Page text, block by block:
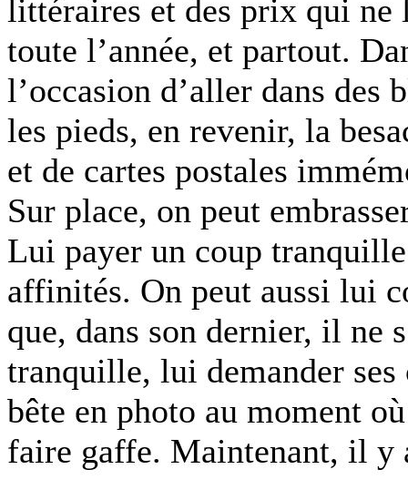
littéraires et des prix qui ne
toute l’année, et partout.
l’occasion d’aller dans des
les pieds, en revenir, la
et de cartes postales
Sur place, on peut
Lui payer un coup
affinités. On peut aussi lui
que, dans son dernier, il ne
tranquille, lui demander ses
bête en photo au moment
faire gaffe. Maintenant, il y